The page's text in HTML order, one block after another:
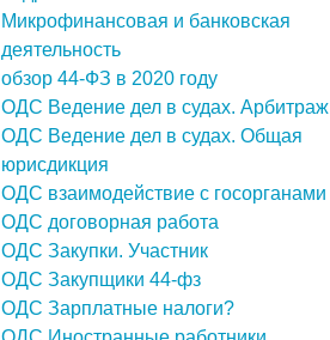
Микрофинансовая и банковская
деятельность
обзор 44-ФЗ в 2020 году
ОДС Ведение дел в судах. Арбитраж
ОДС Ведение дел в судах. Общая
юрисдикция
ОДС взаимодействие с госорганами
ОДС договорная работа
ОДС Закупки. Участник
ОДС Закупщики 44-фз
ОДС Зарплатные налоги?